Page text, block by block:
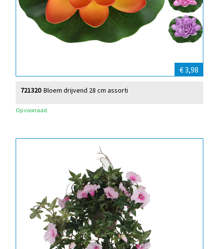
€ 3,98
Bloem drijvend 28 cm assorti
721320
Op voorraad